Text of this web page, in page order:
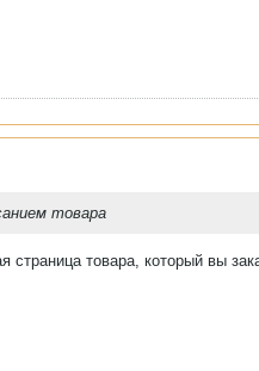
товара
страница товара, который вы